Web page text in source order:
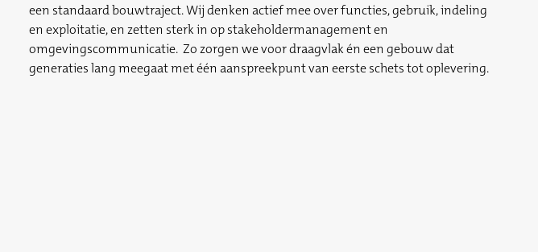
een standaard bouwtraject. Wij denken actief mee over functies, gebruik, indeling
en exploitatie, en zetten sterk in op stakeholdermanagement en
omgevingscommunicatie. Zo zorgen we voor draagvlak én een gebouw dat
generaties lang meegaat met één aanspreekpunt van eerste schets tot oplevering.